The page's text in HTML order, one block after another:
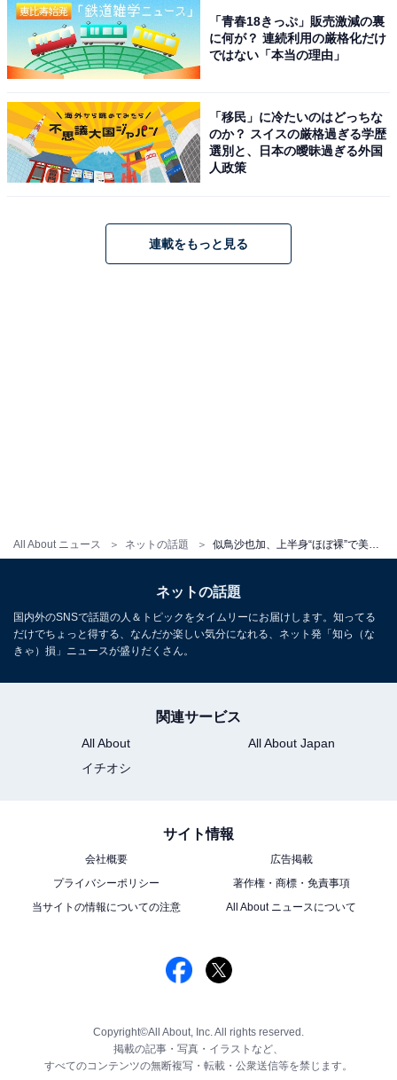
All About ニュース ネットの話題 似鳥沙也加、上半身“ほぼ裸”で美乳＆美背中あらわに！ 「このボディライン努力の賜物」「色気がいい感じ」
「青春18きっぷ」販売激減の裏
に何が？ 連続利用の厳格化だけ
ではない「本当の理由」
「移民」に冷たいのはどっちな
のか？ スイスの厳格過ぎる学歴
選別と、日本の曖昧過ぎる外国
人政策
連載をもっと見る
ネットの話題
国内外のSNSで話題の人＆トピックをタイムリーにお届けします。知ってる
だけでちょっと得する、なんだか楽しい気分になれる、ネット発「知ら（な
きゃ）損」ニュースが盛りだくさん。
関連サービス
All About
All About Japan
イチオシ
サイト情報
会社概要
広告掲載
プライバシーポリシー
著作権・商標・免責事項
当サイトの情報についての注意
All About ニュースについて
Copyright©All About, Inc. All rights reserved.
掲載の記事・写真・イラストなど、
すべてのコンテンツの無断複写・転載・公衆送信等を禁じます。